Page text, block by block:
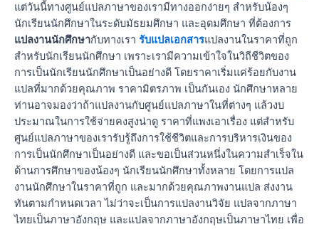
แต่วันนี้ทางศูนย์แปลภาษาของเรามีทางออกง่ายๆ สำหรับน้องๆ
นักเรียนนักศึกษาในระดับมัธยมศึกษา และอุดมศึกษา ที่ต้องการ
แปลงานนักศึกษากับทางเรา รับแปลเอกสารแปลงานในราคาที่ถูก
สำหรับนักเรียนนักศึกษา เพราะเรามีความเข้าใจในวิถีชีวิตของ
การเป็นนักเรียนนักศึกษาเป็นอย่างดี โดยราคาเริ่มแค่ร้อยกับงาน
แปลที่มากด้วยคุณภาพ ราคามิตรภาพ เป็นกันเอง นักศึกษาหลาย
ท่านอาจมองว่าถ้าแปลงานกับศูนย์แปลภาษาในที่ต่างๆ แล้วงบ
ประมาณในการใช้จ่ายคงสูงน่าดู ราคาที่แพงเอาเรื่อง แต่สำหรับ
ศูนย์แปลภาษาของเรารับรู้ถึงการใช้ชีวิตและการบริหารเงินของ
การเป็นนักศึกษาเป็นอย่างดี และขอเป็นส่วนหนึ่งในความสำเร็จใน
ด้านการศึกษาของน้องๆ นักเรียนนักศึกษาทั้งหลาย โดยการแปล
งานนักศึกษาในราคาที่ถูก และมากด้วยคุณภาพงานแปล ส่งงาน
ทันตามกำหนดเวลา ไม่ว่าจะเป็นการแปลงานวิจัย แปลจากภาษา
ไทยเป็นภาษาอังกฤษ และแปลจากภาษาอังกฤษเป็นภาษาไทย เพื่อ